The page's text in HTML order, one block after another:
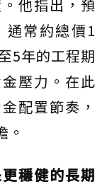
他指出，預
通常約總價1
5年的工程期
壓力。在此
配置節奏，
。
穩健的長期